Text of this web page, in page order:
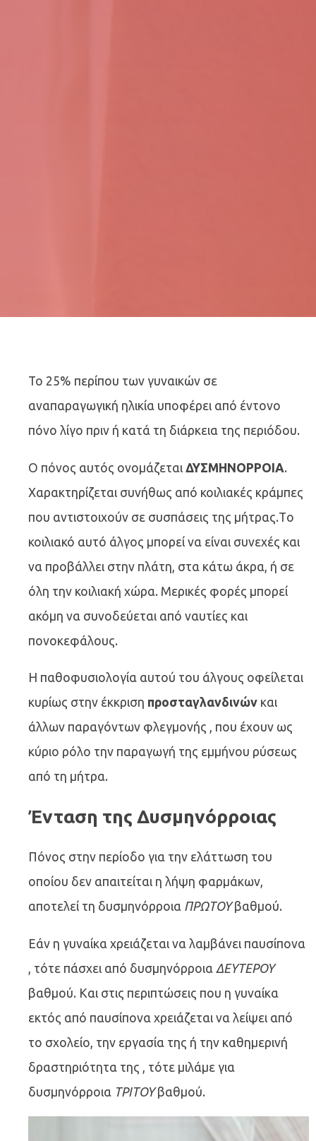
Το 25% περίπου των γυναικών σε
αναπαραγωγική ηλικία υποφέρει από έντονο
πόνο λίγο πριν ή κατά τη διάρκεια της περιόδου.
Ο πόνος αυτός ονομάζεται ΔΥΣΜΗΝΟΡΡΟΙΑ.
Χαρακτηρίζεται συνήθως από κοιλιακές κράμπες
που αντιστοιχούν σε συσπάσεις της μήτρας.Tο
κοιλιακό αυτό άλγος μπορεί να είναι συνεχές και
να προβάλλει στην πλάτη, στα κάτω άκρα, ή σε
όλη την κοιλιακή χώρα. Μερικές φορές μπορεί
ακόμη να συνοδεύεται από ναυτίες και
πονοκεφάλους.
Η παθοφυσιολογία αυτού του άλγους οφείλεται
κυρίως στην έκκριση προσταγλανδινών και
άλλων παραγόντων φλεγμονής , που έχουν ως
κύριο ρόλο την παραγωγή της εμμήνου ρύσεως
από τη μήτρα.
Ένταση της Δυσμηνόρροιας
Πόνος στην περίοδο για την ελάττωση του
οποίου δεν απαιτείται η λήψη φαρμάκων,
αποτελεί τη δυσμηνόρροια ΠΡΩΤΟΥβαθμού.
Εάν η γυναίκα χρειάζεται να λαμβάνει παυσίπονα
, τότε πάσχει από δυσμηνόρροια ΔΕΥΤΕΡΟΥ
βαθμού. Και στις περιπτώσεις που η γυναίκα
εκτός από παυσίπονα χρειάζεται να λείψει από
το σχολείο, την εργασία της ή την καθημερινή
δραστηριότητα της , τότε μιλάμε για
δυσμηνόρροια ΤΡΙΤΟΥβαθμού.